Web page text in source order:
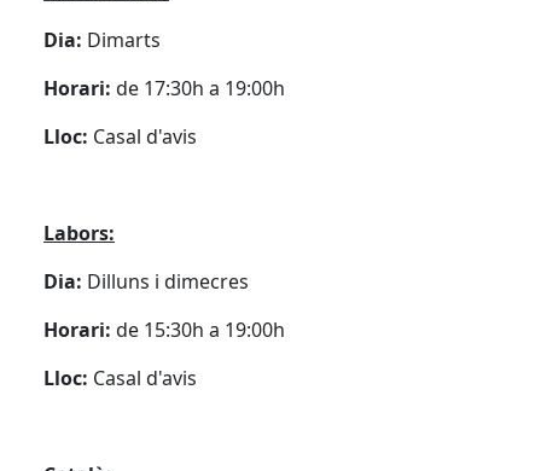
Dia: Dimarts
Horari: de 17:30h a 19:00h
Lloc: Casal d'avis
Labors:
Dia: Dilluns i dimecres
Horari: de 15:30h a 19:00h
Lloc: Casal d'avis